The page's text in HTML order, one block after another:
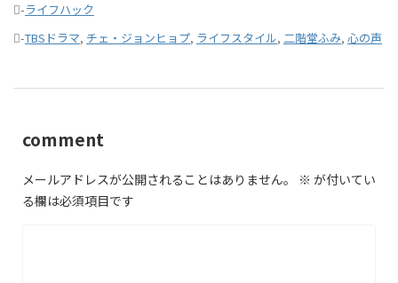
-ライフハック
-TBSドラマ, チェ・ジョンヒョプ, ライフスタイル, 二階堂ふみ, 心の声
comment
メールアドレスが公開されることはありません。 ※ が付いてい
る欄は必須項目です